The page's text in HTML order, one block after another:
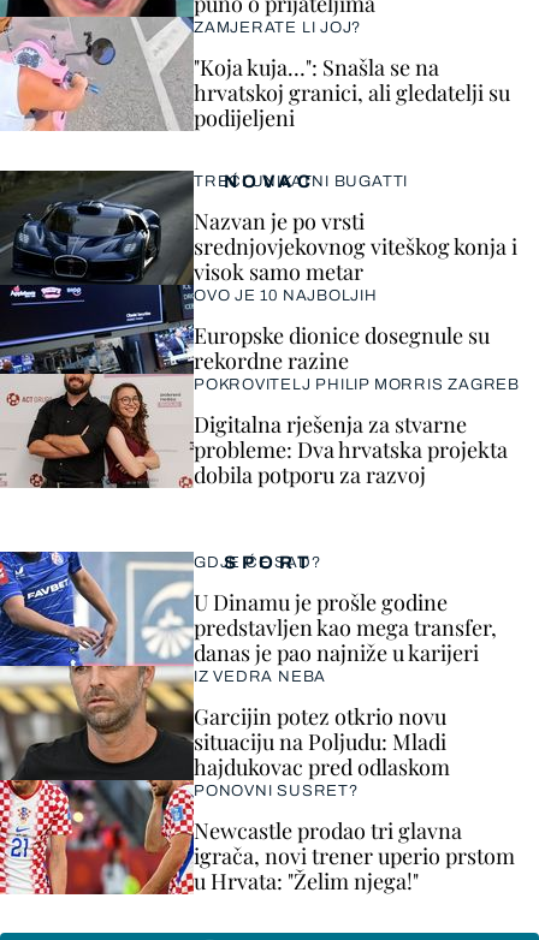
ZAMJERATE LI JOJ?
"Koja kuja…": Snašla se na
hrvatskoj granici, ali gledatelji su
podijeljeni
SPORT
GDJE ĆE SAD?
U Dinamu je prošle godine
predstavljen kao mega transfer,
danas je pao najniže u karijeri
IZ VEDRA NEBA
Garcijin potez otkrio novu
situaciju na Poljudu: Mladi
hajdukovac pred odlaskom
PONOVNI SUSRET?
Newcastle prodao tri glavna
igrača, novi trener uperio prstom
u Hrvata: "Želim njega!"
NOVAC
TREĆI UNIKATNI BUGATTI
Nazvan je po vrsti
srednjovjekovnog viteškog konja i
visok samo metar
OVO JE 10 NAJBOLJIH
Europske dionice dosegnule su
rekordne razine
POKROVITELJ PHILIP MORRIS ZAGREB
Digitalna rješenja za stvarne
probleme: Dva hrvatska projekta
dobila potporu za razvoj